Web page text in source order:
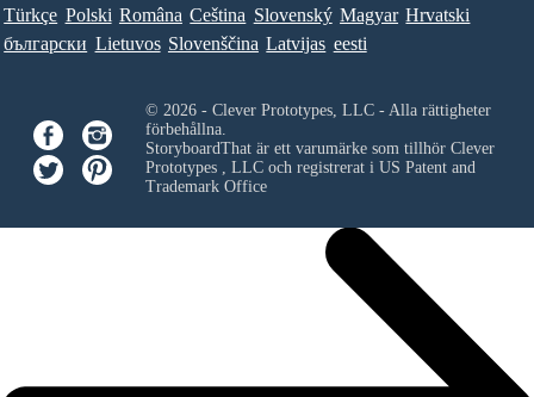
Türkçe Polski Româna Ceština Slovenský Magyar Hrvatski
български Lietuvos Slovenščina Latvijas eesti
© 2026 - Clever Prototypes, LLC - Alla rättigheter
förbehållna.
StoryboardThat är ett varumärke som tillhör Clever
Prototypes , LLCoch registrerat i US Patent and
Trademark Office